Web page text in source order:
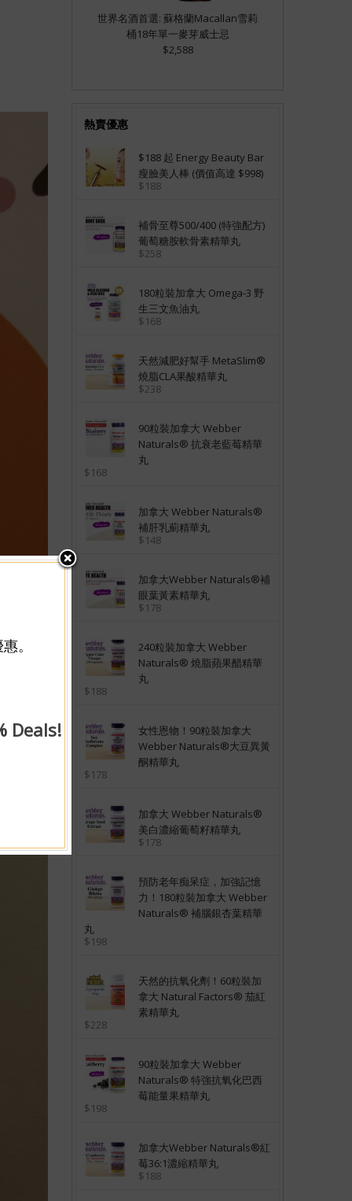
世界名酒首選: 蘇格蘭Macallan雪莉
桶18年單一麥芽威士忌
$2,588
熱賣優惠
$188 起 Energy Beauty Bar
瘦臉美人棒 (價值高達 $998)
$188
補骨至尊500/400 (特強配方)
葡萄糖胺軟骨素精華丸
$258
180粒裝加拿大 Omega-3 野
生三文魚油丸
$168
天然減肥好幫手 MetaSlim®
燒脂CLA果酸精華丸
$238
90粒裝加拿大 Webber
Naturals® 抗衰老藍莓精華
丸
$168
加拿大 Webber Naturals®
補肝乳薊精華丸
$148
加拿大Webber Naturals®補
眼葉黃素精華丸
$178
240粒裝加拿大 Webber
Naturals® 燒脂蘋果醋精華
丸
$188
女性恩物！90粒裝加拿大
Webber Naturals®大豆異黃
酮精華丸
$178
加拿大 Webber Naturals®
美白濃縮葡萄籽精華丸
$178
預防老年痴呆症，加強記憶
力！180粒裝加拿大 Webber
Naturals® 補腦銀杏葉精華
丸
$198
天然的抗氧化劑！60粒裝加
拿大 Natural Factors® 茄紅
素精華丸
$228
90粒裝加拿大 Webber
Naturals® 特強抗氧化巴西
莓能量果精華丸
$198
加拿大Webber Naturals®紅
莓36:1濃縮精華丸
$188
。
Deals!